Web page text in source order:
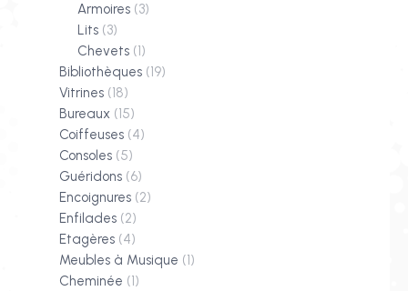
Armoires (3)
Lits (3)
Chevets (1)
Bibliothèques (19)
Vitrines (18)
Bureaux (15)
Coiffeuses (4)
Consoles (5)
Guéridons (6)
Encoignures (2)
Enfilades (2)
Etagères (4)
Meubles à Musique (1)
Cheminée (1)